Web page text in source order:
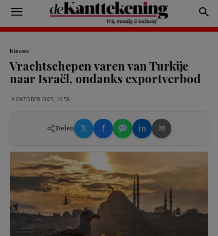
Nieuws
Vrachtschepen varen van Turkije
naar Israël, ondanks exportverbod
8 OKTOBER 2025, 10:58
Delen 𝕏 f in ✉